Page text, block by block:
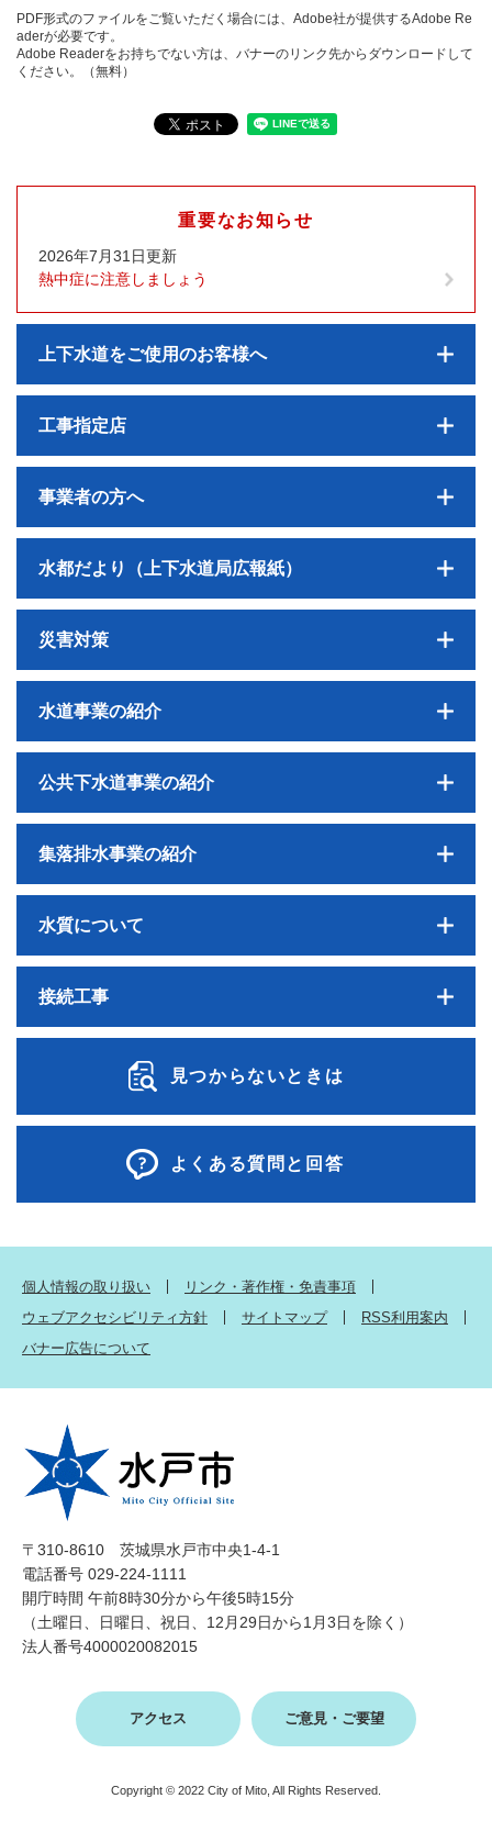
PDF形式のファイルをご覧いただく場合には、Adobe社が提供するAdobe Re
aderが必要です。
Adobe Readerをお持ちでない方は、バナーのリンク先からダウンロードして
ください。（無料）
重要なお知らせ
2026年7月31日更新
熱中症に注意しましょう
上下水道をご使用のお客様へ
工事指定店
事業者の方へ
水都だより（上下水道局広報紙）
災害対策
水道事業の紹介
公共下水道事業の紹介
集落排水事業の紹介
水質について
接続工事
見つからないときは
よくある質問と回答
個人情報の取り扱い
リンク・著作権・免責事項
ウェブアクセシビリティ方針
サイトマップ
RSS利用案内
バナー広告について
〒310-8610 茨城県水戸市中央1-4-1
電話番号 029-224-1111
開庁時間 午前8時30分から午後5時15分
（土曜日、日曜日、祝日、12月29日から1月3日を除く）
法人番号4000020082015
アクセス ご意見・ご要望
Copyright © 2022 City of Mito, All Rights Reserved.